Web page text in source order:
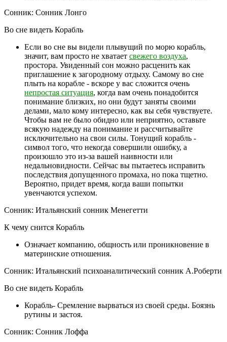
Сонник: Сонник Лонго
Во сне видеть Корабль
Если во сне вы видели плывущий по морю корабль,
значит, вам просто не хватает свежего воздуха,
простора. Увиденный сон можно расценить как
приглашение к загородному отдыху. Самому во сне
плыть на корабле - вскоре у вас сложится очень
непростая ситуация, когда вам очень понадобится
понимание близких, но они будут заняты своими
делами, мало кому интересно, как вы себя чувствуете.
Чтобы вам не было обидно или неприятно, оставьте
всякую надежду на понимание и рассчитывайте
исключительно на свои силы. Тонущий корабль -
символ того, что некогда совершили ошибку, а
произошло это из-за вашей наивности или
недальновидности. Сейчас вы пытаетесь исправить
последствия допущенного промаха, но пока тщетно.
Вероятно, придет время, когда ваши попытки
увенчаются успехом.
Сонник: Итальянский сонник Менегетти
К чему снится Корабль
Означает компанию, общность или проникновение в
материнские отношения.
Сонник: Итальянский психоаналитический сонник А.Роберти
Во сне видеть Корабль
Корабль- Сремление вырваться из своей среды. Боязнь
рутины и застоя.
Сонник: Сонник Лоффа